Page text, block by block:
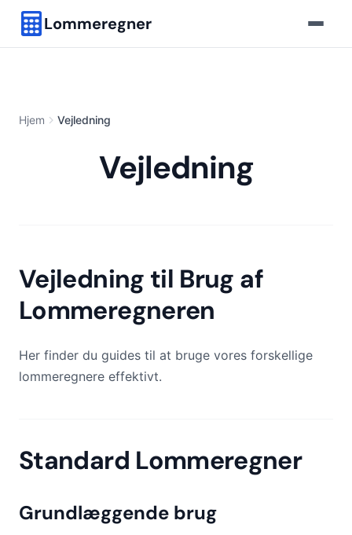
Lommeregner
Hjem Vejledning
Vejledning
Vejledning til Brug af
Lommeregneren
Her finder du guides til at bruge vores forskellige
lommeregnere effektivt.
Standard Lommeregner
Grundlæggende brug